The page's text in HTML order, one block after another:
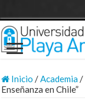
Inicio /Academia/
Enseñanza en Chile”